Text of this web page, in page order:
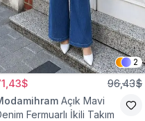
2
96,43$
Açık Mavi
Fermuarlı İkili Takım